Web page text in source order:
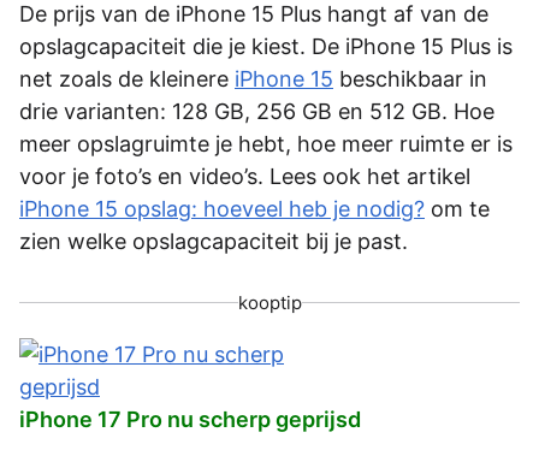
De prijs van de iPhone 15 Plus hangt af van de
opslagcapaciteit die je kiest. De iPhone 15 Plus is
net zoals de kleinere iPhone 15 beschikbaar in
drie varianten: 128 GB, 256 GB en 512 GB. Hoe
meer opslagruimte je hebt, hoe meer ruimte er is
voor je foto’s en video’s. Lees ook het artikel
iPhone 15 opslag: hoeveel heb je nodig? om te
zien welke opslagcapaciteit bij je past.
kooptip
iPhone 17 Pro nu scherp geprijsd